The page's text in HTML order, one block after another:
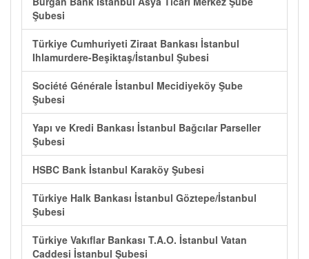
Şubesi
Türkiye Cumhuriyeti Ziraat Bankası İstanbul
Ihlamurdere-Beşiktaş/İstanbul Şubesi
Société Générale İstanbul Mecidiyeköy Şube
Şubesi
Yapı ve Kredi Bankası İstanbul Bağcılar Parseller
Şubesi
HSBC Bank İstanbul Karaköy Şubesi
Türkiye Halk Bankası İstanbul Göztepe/İstanbul
Şubesi
Türkiye Vakıflar Bankası T.A.O. İstanbul Vatan
Caddesi İstanbul Şubesi